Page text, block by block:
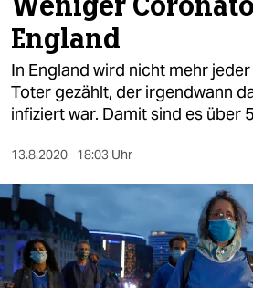
politik
öko
gesellschaft
sport
berlin
nord
England
In England wird nicht mehr
Toter gezählt, der irgendwann
infiziert war. Damit sind es über
13.8.2020 18:03 Uhr